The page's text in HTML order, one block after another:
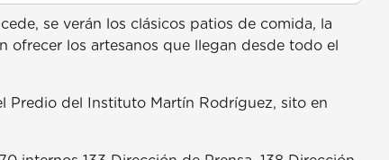
se verán los clásicos patios de comida, la
ofrecer los artesanos que llegan desde todo el
Predio del Instituto Martín Rodríguez, sito en